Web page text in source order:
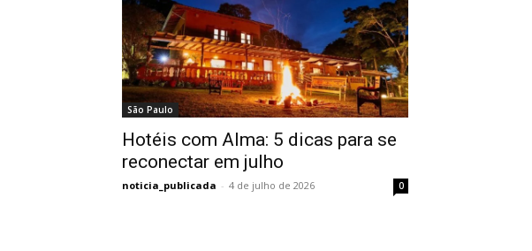
São Paulo
Hotéis com Alma: 5 dicas para se
reconectar em julho
noticia_publicada - 4 de julho de 2026 0